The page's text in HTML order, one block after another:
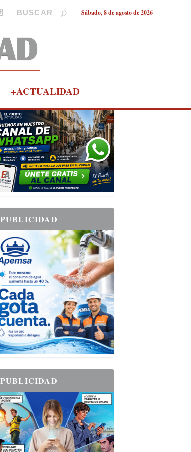
Sábado, 8 de agosto de 2026
+ACTUALIDAD
PUBLICIDAD
PUBLICIDAD
PUBLICIDAD